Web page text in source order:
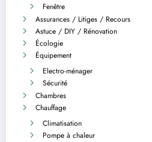
Fenêtre
Assurances / Litiges / Recours
Astuce / DIY / Rénovation
Écologie
Équipement
Electro-ménager
Sécurité
Chambres
Chauffage
Climatisation
Pompe à chaleur